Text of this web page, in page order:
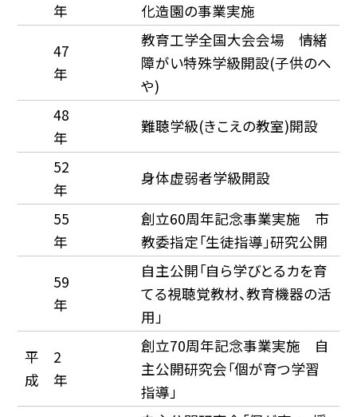
年
化造園の事業実施
47
年
教育工学全国大会会場 情緒
障がい特殊学級開設(子供のへ
や)
48
年
難聴学級(きこえの教室)開設
52
年
身体虚弱者学級開設
55
年
創立60周年記念事業実施 市
教委指定「生徒指導」研究公開
59
年
自主公開「自ら学びとるカを育
てる視聴覚教材、教育機器の活
用」
平
成
2
年
創立70周年記念事業実施 自
主公開研究会「個が育つ学習
指導」